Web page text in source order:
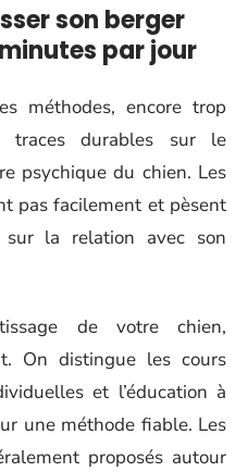
son berger
par jour
méthodes, encore trop
traces durables sur le
psychique du chien. Les
pas facilement et pèsent
la relation avec son
de votre chien,
On distingue les cours
et l’éducation à
une méthode fiable. Les
proposés autour